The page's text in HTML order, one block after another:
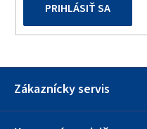
PRIHLÁSIŤ SA
Zákaznícky servis